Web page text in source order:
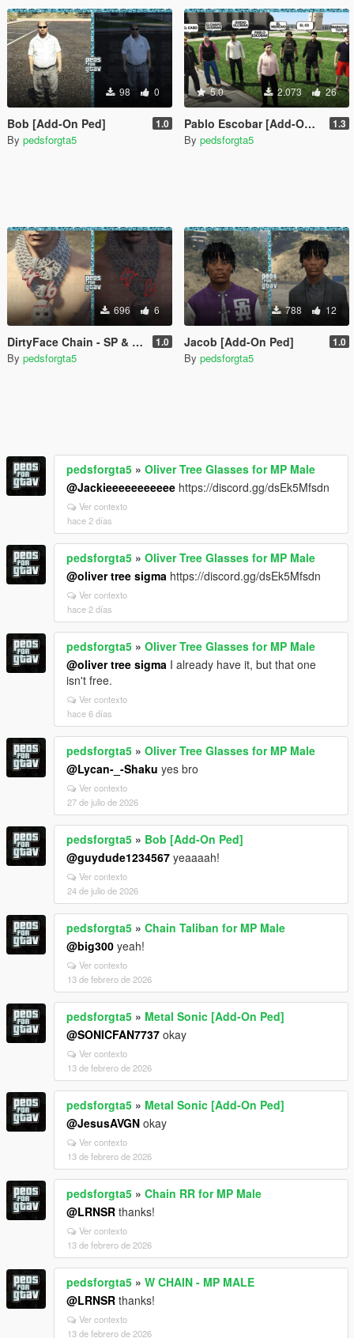
98 0
Bob [Add-On Ped] 1.0
By pedsforgta5
5.0 2.073 26
Pablo Escobar [Add-On Ped] 1.3
By pedsforgta5
696 6
DirtyFace Chain - SP & FIVEM - MP Male 1.0
By pedsforgta5
788 12
Jacob [Add-On Ped] 1.0
By pedsforgta5
pedsforgta5 » Oliver Tree Glasses for MP Male
@Jackieeeeeeeeeee https://discord.gg/dsEk5Mfsdn
Ver contexto
hace 2 días
pedsforgta5 » Oliver Tree Glasses for MP Male
@oliver tree sigma https://discord.gg/dsEk5Mfsdn
Ver contexto
hace 2 días
pedsforgta5 » Oliver Tree Glasses for MP Male
@oliver tree sigma I already have it, but that one
isn't free.
Ver contexto
hace 6 días
pedsforgta5 » Oliver Tree Glasses for MP Male
@Lycan-_-Shaku yes bro
Ver contexto
27 de julio de 2026
pedsforgta5 » Bob [Add-On Ped]
@guydude1234567 yeaaaah!
Ver contexto
24 de julio de 2026
pedsforgta5 » Chain Taliban for MP Male
@big300 yeah!
Ver contexto
13 de febrero de 2026
pedsforgta5 » Metal Sonic [Add-On Ped]
@SONICFAN7737 okay
Ver contexto
13 de febrero de 2026
pedsforgta5 » Metal Sonic [Add-On Ped]
@JesusAVGN okay
Ver contexto
13 de febrero de 2026
pedsforgta5 » Chain RR for MP Male
@LRNSR thanks!
Ver contexto
13 de febrero de 2026
pedsforgta5 » W CHAIN - MP MALE
@LRNSR thanks!
Ver contexto
13 de febrero de 2026